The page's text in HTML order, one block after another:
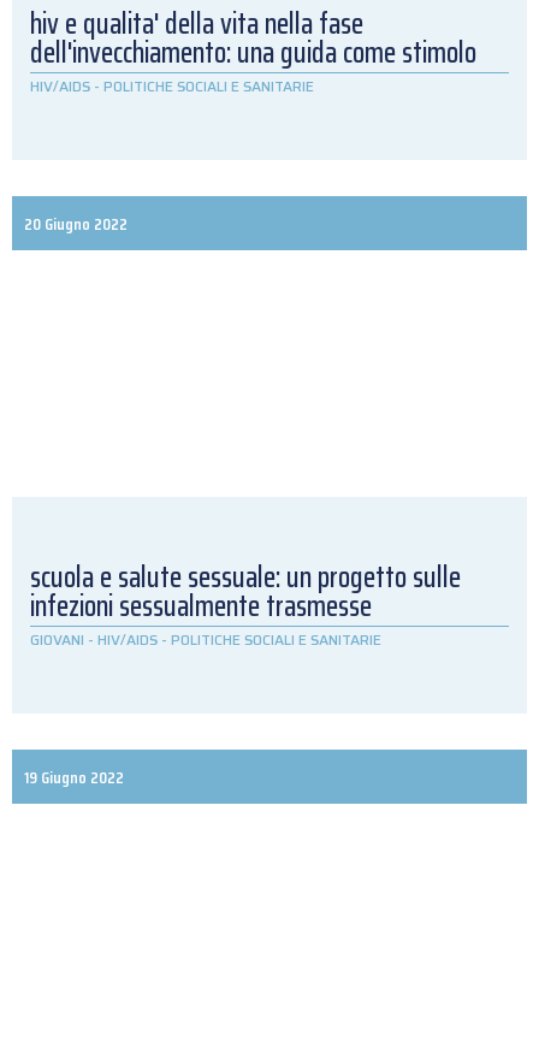
hiv e qualita' della vita nella fase
dell'invecchiamento: una guida come stimolo
HIV/AIDS - POLITICHE SOCIALI E SANITARIE
20 Giugno 2022
scuola e salute sessuale: un progetto sulle
infezioni sessualmente trasmesse
GIOVANI - HIV/AIDS - POLITICHE SOCIALI E SANITARIE
19 Giugno 2022